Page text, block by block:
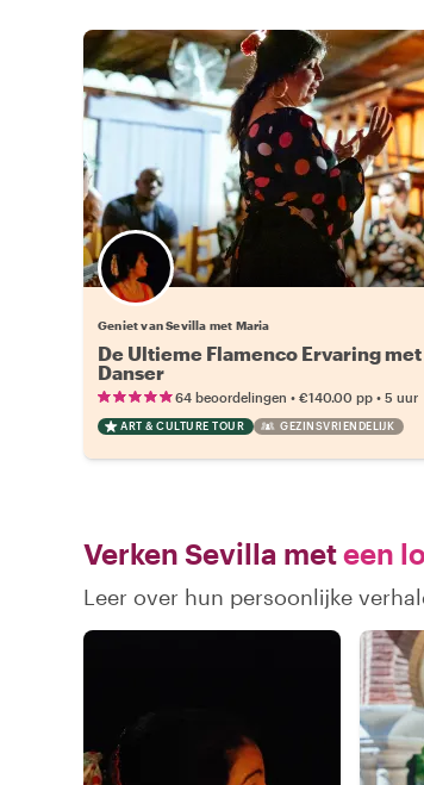
Geniet van Sevilla met Maria
De Ultieme Flamenco Ervaring
Danser
64 beoordelingen • €140.00 pp • 5 uur
ART & CULTURE TOUR GEZINSVRIENDELIJK
Verken Sevilla meteen
Leer over hun persoonlijke